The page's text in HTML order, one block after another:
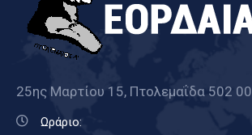
25ης Μαρτίου 15, Πτολεμαΐδα 502 00
Ωράριο: